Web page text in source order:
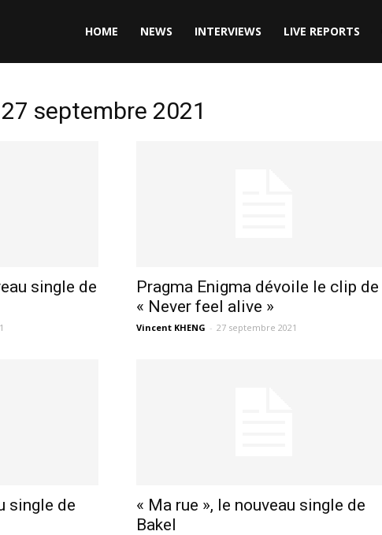
HOME NEWS INTERVIEWS LIVE REPORTS
septembre 2021
single de
Pragma Enigma dévoile le clip de
« Never feel alive »
Vincent KHENG - 27 septembre 2021
single de
« Ma rue », le nouveau single de
Bakel